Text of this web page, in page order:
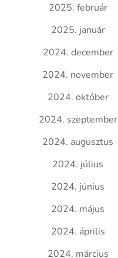
2025. február
2025. január
2024. december
2024. november
2024. október
2024. szeptember
2024. augusztus
2024. július
2024. június
2024. május
2024. április
2024. március